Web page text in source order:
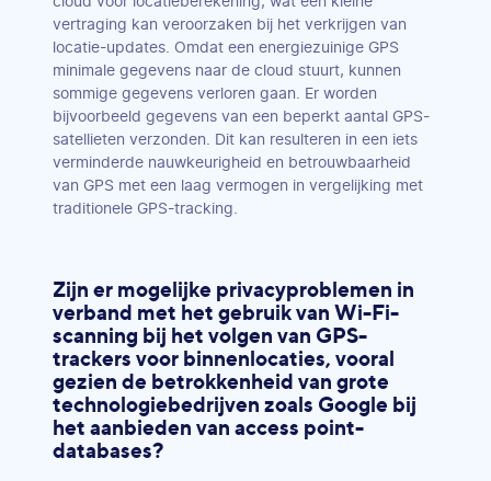
vertraging kan veroorzaken bij het verkrijgen van
locatie-updates. Omdat een energiezuinige GPS
minimale gegevens naar de cloud stuurt, kunnen
sommige gegevens verloren gaan. Er worden
bijvoorbeeld gegevens van een beperkt aantal GPS-
satellieten verzonden. Dit kan resulteren in een iets
verminderde nauwkeurigheid en betrouwbaarheid
van GPS met een laag vermogen in vergelijking met
traditionele GPS-tracking.
Zijn er mogelijke privacyproblemen in
verband met het gebruik van Wi-Fi-
scanning bij het volgen van GPS-
trackers voor binnenlocaties, vooral
gezien de betrokkenheid van grote
technologiebedrijven zoals Google bij
het aanbieden van access point-
databases?